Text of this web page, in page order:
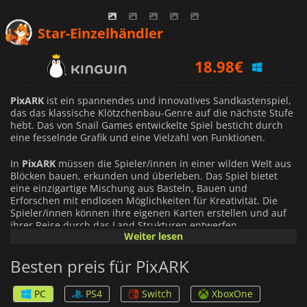
Star-Einzelhändler
18.98€
5.49€
PixARK ist ein spannendes und innovatives Sandkastenspiel,
das das klassische Klötzchenbau-Genre auf die nächste Stufe
hebt. Das von Snail Games entwickelte Spiel besticht durch
eine fesselnde Grafik und eine Vielzahl von Funktionen.
In PixARK müssen die Spieler/innen in einer wilden Welt aus
Blöcken bauen, erkunden und überleben. Das Spiel bietet
eine einzigartige Mischung aus Basteln, Bauen und
Erforschen mit endlosen Möglichkeiten für Kreativität. Die
Spieler/innen können ihre eigenen Karten erstellen und auf
ihrer Reise durch das Land Strukturen entwerfen.
die Spieler/innen Monster und andere Kreaturen mit Waffen,
Werkzeugen und Magie bekämpfen können. Die Spieler/innen
können nicht nur Feinde bekämpfen, sondern auch Kreaturen
zähmen, die sich ihrer Gruppe anschließen oder sie als
Weiter lesen
Besten preis für PixARK
PC PS4 Switch
XboxOne